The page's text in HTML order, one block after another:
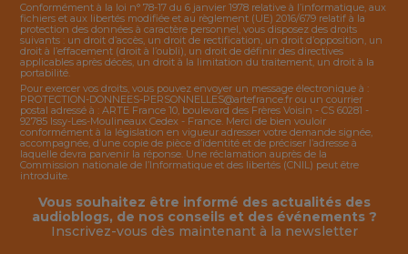
Conformément à la loi n° 78-17 du 6 janvier 1978 relative à l’informatique, aux
fichiers et aux libertés modifiée et au règlement (UE) 2016/679 relatif à la
protection des données à caractère personnel, vous disposez des droits
suivants : un droit d’accès, un droit de rectification, un droit d’opposition, un
droit à l’effacement (droit à l’oubli), un droit de définir des directives
applicables après décès, un droit à la limitation du traitement, un droit à la
portabilité.
Pour exercer vos droits, vous pouvez envoyer un message électronique à :
PROTECTION-DONNEES-PERSONNELLES@artefrance.fr ou un courrier
postal adressé à : ARTE France 10, boulevard des Frères Voisin - CS 60281 -
92785 Issy-Les-Moulineaux Cedex - France. Merci de bien vouloir
conformément à la législation en vigueur adresser votre demande signée,
accompagnée, d’une copie de pièce d’identité et de préciser l’adresse à
laquelle devra parvenir la réponse. Une réclamation auprès de la
Commission nationale de l’Informatique et des libertés (CNIL) peut être
introduite.
Vous souhaitez être informé des actualités des
audioblogs, de nos conseils et des événements ?
Inscrivez-vous dès maintenant à la newsletter